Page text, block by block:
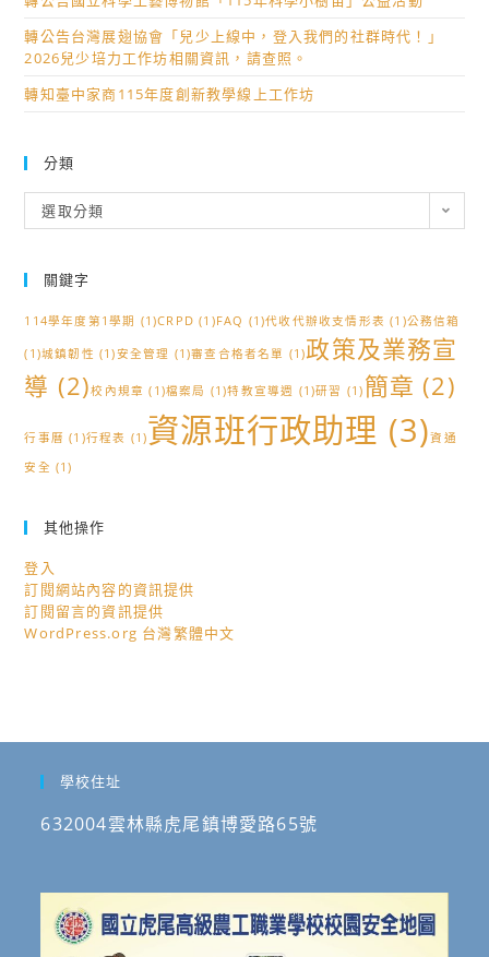
轉公告台灣展翅協會「兒少上線中，登入我們的社群時代！」
2026兒少培力工作坊相關資訊，請查照。
轉知臺中家商115年度創新教學線上工作坊
分類
類
選取分類
關鍵字
114學年度第1學期 (1)CRPD (1)FAQ (1)代收代辦收支情形表 (1)公務信箱
(1)城鎮韌性 (1)安全管理 (1)審查合格者名單 (1)政策及業務宣
導 (2)校內規章 (1)檔案局 (1)特教宣導週 (1)研習 (1) 簡章 (2)
行事曆 (1)行程表 (1)資源班行政助理 (3)資通
安全 (1)
其他操作
登入
訂閱網站內容的資訊提供
訂閱留言的資訊提供
WordPress.org 台灣繁體中文
學校住址
632004雲林縣虎尾鎮博愛路65號